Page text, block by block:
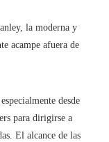
la moderna y
acampe afuera de
desde
para dirigirse a
El alcance de las